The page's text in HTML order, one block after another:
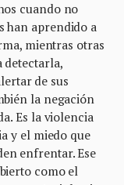
cuando no
han aprendido a
mientras otras
detectarla,
de sus
la negación
Es la violencia
y el miedo que
enfrentar. Ese
como el